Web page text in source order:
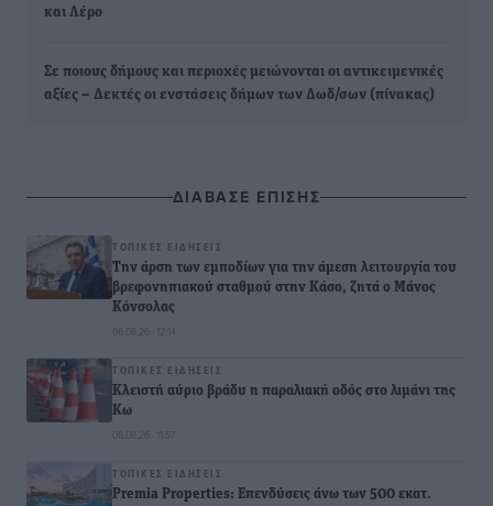
και Λέρο
Σε ποιους δήμους και περιοχές μειώνονται οι αντικειμενικές
αξίες – Δεκτές οι ενστάσεις δήμων των Δωδ/σων (πίνακας)
ΔΙΑΒΑΣΕ ΕΠΙΣΗΣ
ΤΟΠΙΚΈΣ ΕΙΔΉΣΕΙΣ
Την άρση των εμποδίων για την άμεση λειτουργία του
βρεφονηπιακού σταθμού στην Κάσο, ζητά ο Μάνος
Κόνσολας
06.08.26 · 12:14
ΤΟΠΙΚΈΣ ΕΙΔΉΣΕΙΣ
Κλειστή αύριο βράδυ η παραλιακή οδός στο λιμάνι της
Κω
06.08.26 · 11:57
ΤΟΠΙΚΈΣ ΕΙΔΉΣΕΙΣ
Premia Properties: Επενδύσεις άνω των 500 εκατ.